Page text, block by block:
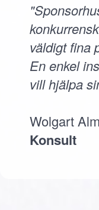
väldigt fina
En enkel
vill hjälpa
Wolgart
Konsult